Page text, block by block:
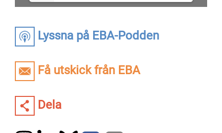
Lyssna på EBA-Podden
Få utskick från EBA
Dela